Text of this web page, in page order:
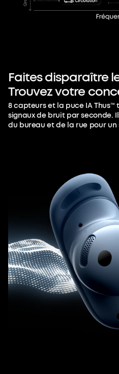
Faitesdisparaître
Trouvezvotre
8 capteurs et la puce IA Thus™
signaux de bruit par seconde.
du bureau et de la rue pour